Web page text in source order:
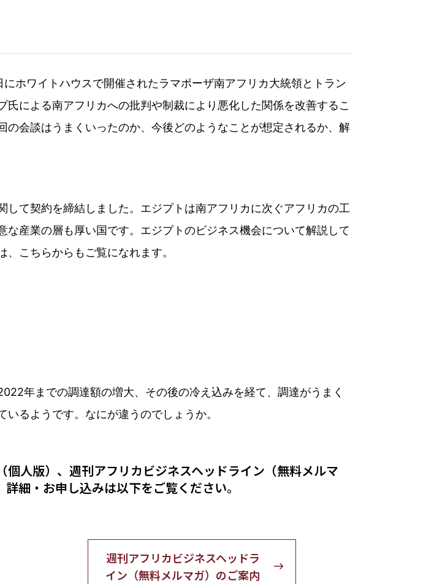
ホワイトハウスで開催されたラマポーザ南アフリカ大統領とトラン
による南アフリカへの批判や制裁により悪化した関係を改善するこ
会談はうまくいったのか、今後どのようなことが想定されるか、解
て契約を締結しました。エジプトは南アフリカに次ぐアフリカの工
産業の層も厚い国です。エジプトのビジネス機会について解説して
こちらからもご覧になれます。
年までの調達額の増大、その後の冷え込みを経て、調達がうまく
るようです。なにが違うのでしょうか。
人版）、週刊アフリカビジネスヘッドライン（無料メルマ
細・お申し込みは以下をご覧ください。
週刊アフリカビジネスヘッドラ
イン（無料メルマガ）のご案内